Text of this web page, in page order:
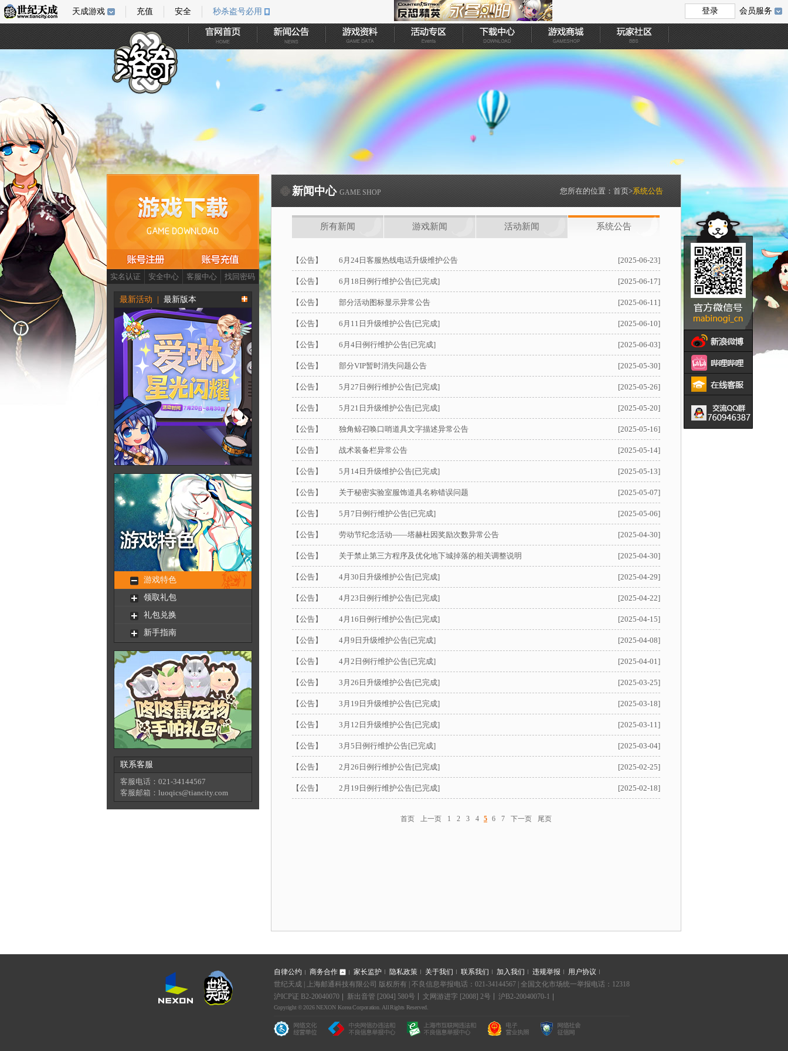
新闻中心 GAME SHOP 您所在的位置： 首页>系统公告
所有新闻 游戏新闻 活动新闻 系统公告
【公告】 [2025-06-23]
6月24日客服热线电话升级维护公告
【公告】 [2025-06-17]
6月18日例行维护公告[已完成]
【公告】 [2025-06-11]
部分活动图标显示异常公告
【公告】 [2025-06-10]
6月11日升级维护公告[已完成]
【公告】 [2025-06-03]
6月4日例行维护公告[已完成]
【公告】 [2025-05-30]
部分VIP暂时消失问题公告
【公告】 [2025-05-26]
5月27日例行维护公告[已完成]
【公告】 [2025-05-20]
5月21日升级维护公告[已完成]
【公告】 [2025-05-16]
独角鲸召唤口哨道具文字描述异常公告
【公告】 [2025-05-14]
战术装备栏异常公告
【公告】 [2025-05-13]
5月14日升级维护公告[已完成]
【公告】 [2025-05-07]
关于秘密实验室服饰道具名称错误问题
【公告】 [2025-05-06]
5月7日例行维护公告[已完成]
【公告】 [2025-04-30]
劳动节纪念活动——塔赫杜因奖励次数异常公告
【公告】 [2025-04-30]
关于禁止第三方程序及优化地下城掉落的相关调整说明
【公告】 [2025-04-29]
4月30日升级维护公告[已完成]
【公告】 [2025-04-22]
4月23日例行维护公告[已完成]
【公告】 [2025-04-15]
4月16日例行维护公告[已完成]
【公告】 [2025-04-08]
4月9日升级维护公告[已完成]
【公告】 [2025-04-01]
4月2日例行维护公告[已完成]
【公告】 [2025-03-25]
3月26日升级维护公告[已完成]
【公告】 [2025-03-18]
3月19日升级维护公告[已完成]
【公告】 [2025-03-11]
3月12日升级维护公告[已完成]
【公告】 [2025-03-04]
3月5日例行维护公告[已完成]
【公告】 [2025-02-25]
2月26日例行维护公告[已完成]
【公告】 [2025-02-18]
2月19日例行维护公告[已完成]
首页 上一页 1 2 3 4 5 6 7 下一页 尾页
会员服务
天成游戏 充值 安全 秒杀盗号必用
自律公约 家长监护 隐私政策 关于我们 联系我们 加入我们 违规举报 用户协议
商务合作
世纪天成 | 上海邮通科技有限公司 版权所有 | 不良信息举报电话：021-34144567 | 全国文化市场统一举报电话：12318
沪ICP证 B2-20040070
新出音管 [2004] 580号 文网游进字 [2008] 2号 沪B2-20040070-1
Copyright © 2026 NEXON Korea Corporation. All Rights Reserved.